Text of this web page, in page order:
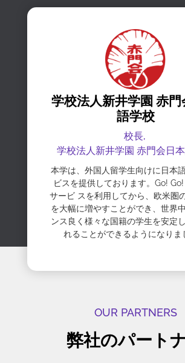
学校法人新井学園 赤
語学校
校長,
学校法人新井学園 赤門会日
本学は、外国人留学生向けに日本
ビスを提供しております。Go!
サービ スを利用してから、欧米圏
を大幅に増やすことができ、世界
ンス良く様々な国籍の学生を安定
れることができるようになりま
OUR PARTNERS
弊社のパート